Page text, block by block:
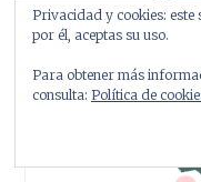
Privacidad y cookies: este
por él, aceptas su uso.
Para obtener más
consulta: Política de